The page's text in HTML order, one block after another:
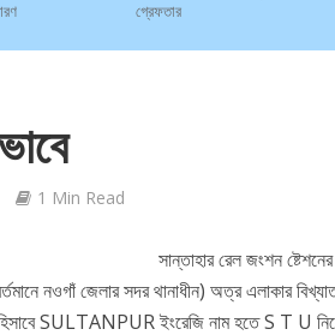
গ্রেফতার
1 Min Read
সান্তাহার রেল জংশন
নওগাঁ জেলার সদর থানাধীন) অত্র এলাকার
হিসাবে SULTANPUR ইংরেজি নাম হতে S T U